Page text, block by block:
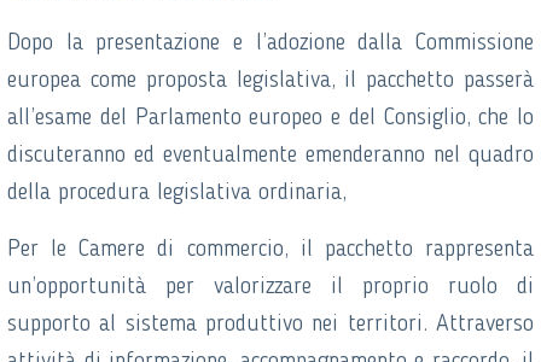
Dopo la presentazione e l’adozione dalla Commissione
europea come proposta legislativa, il pacchetto passerà
all’esame del Parlamento europeo e del Consiglio, che lo
discuteranno ed eventualmente emenderanno nel quadro
della procedura legislativa ordinaria,
Per le Camere di commercio, il pacchetto rappresenta
un’opportunità per valorizzare il proprio ruolo di
supporto al sistema produttivo nei territori. Attraverso